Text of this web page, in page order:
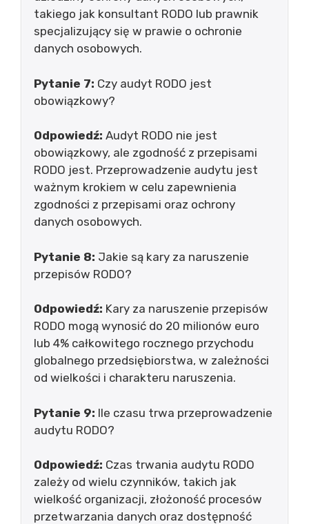
takiego jak konsultant RODO lub prawnik
specjalizujący się w prawie o ochronie
danych osobowych.
Pytanie 7: Czy audyt RODO jest
obowiązkowy?
Odpowiedź: Audyt RODO nie jest
obowiązkowy, ale zgodność z przepisami
RODO jest. Przeprowadzenie audytu jest
ważnym krokiem w celu zapewnienia
zgodności z przepisami oraz ochrony
danych osobowych.
Pytanie 8: Jakie są kary za naruszenie
przepisów RODO?
Odpowiedź: Kary za naruszenie przepisów
RODO mogą wynosić do 20 milionów euro
lub 4% całkowitego rocznego przychodu
globalnego przedsiębiorstwa, w zależności
od wielkości i charakteru naruszenia.
Pytanie 9: Ile czasu trwa przeprowadzenie
audytu RODO?
Odpowiedź: Czas trwania audytu RODO
zależy od wielu czynników, takich jak
wielkość organizacji, złożoność procesów
przetwarzania danych oraz dostępność